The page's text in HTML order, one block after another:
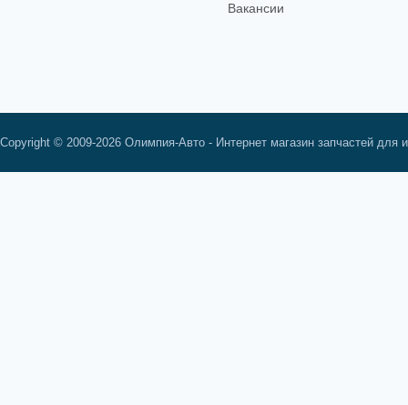
Вакансии
Copyright © 2009-2026 Олимпия-Авто - Интернет магазин запчастей для